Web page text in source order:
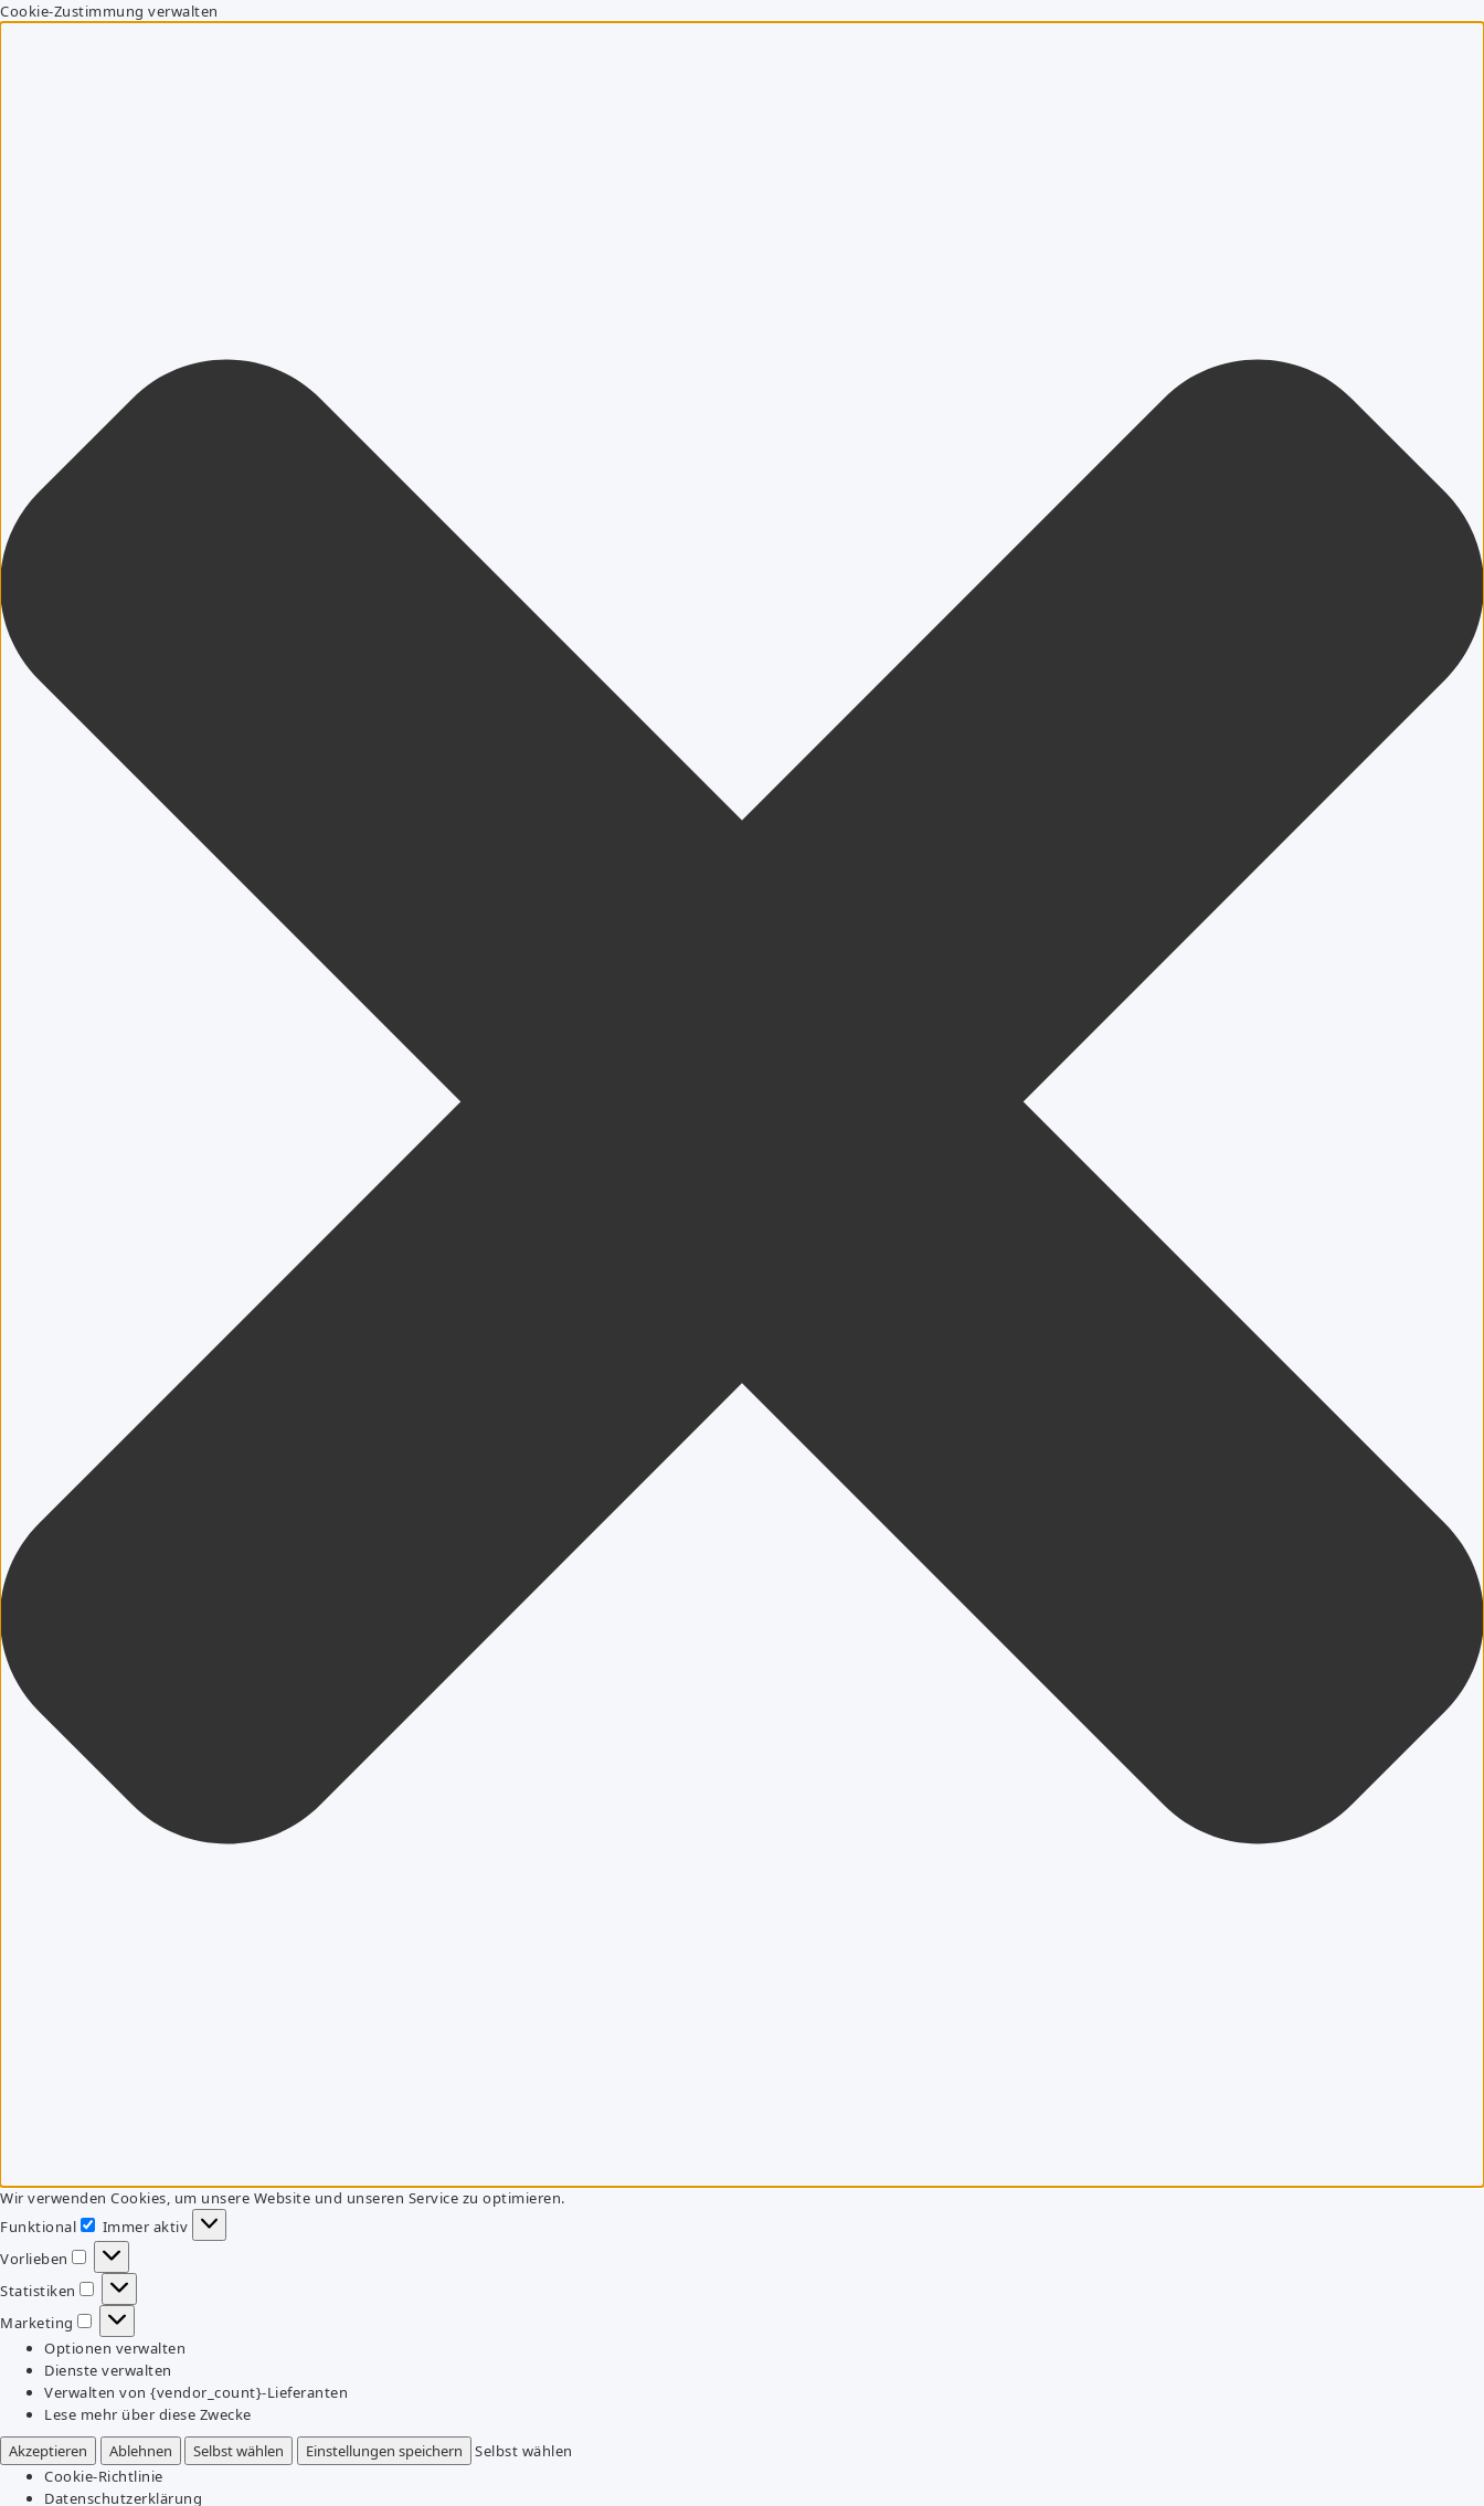
Cookie-Zustimmung verwalten
Wir verwenden Cookies, um unsere Website und unseren Service zu optimieren.
Funktional
Funktional
Immer aktiv
Vorlieben
Vorlieben
Statistiken
Statistiken
Marketing
Marketing
Optionen verwalten
Dienste verwalten
Verwalten von {vendor_count}-Lieferanten
Lese mehr über diese Zwecke
Akzeptieren
Ablehnen Selbst wählen Einstellungen speichern
Selbst wählen
Cookie-Richtlinie
Datenschutzerklärung